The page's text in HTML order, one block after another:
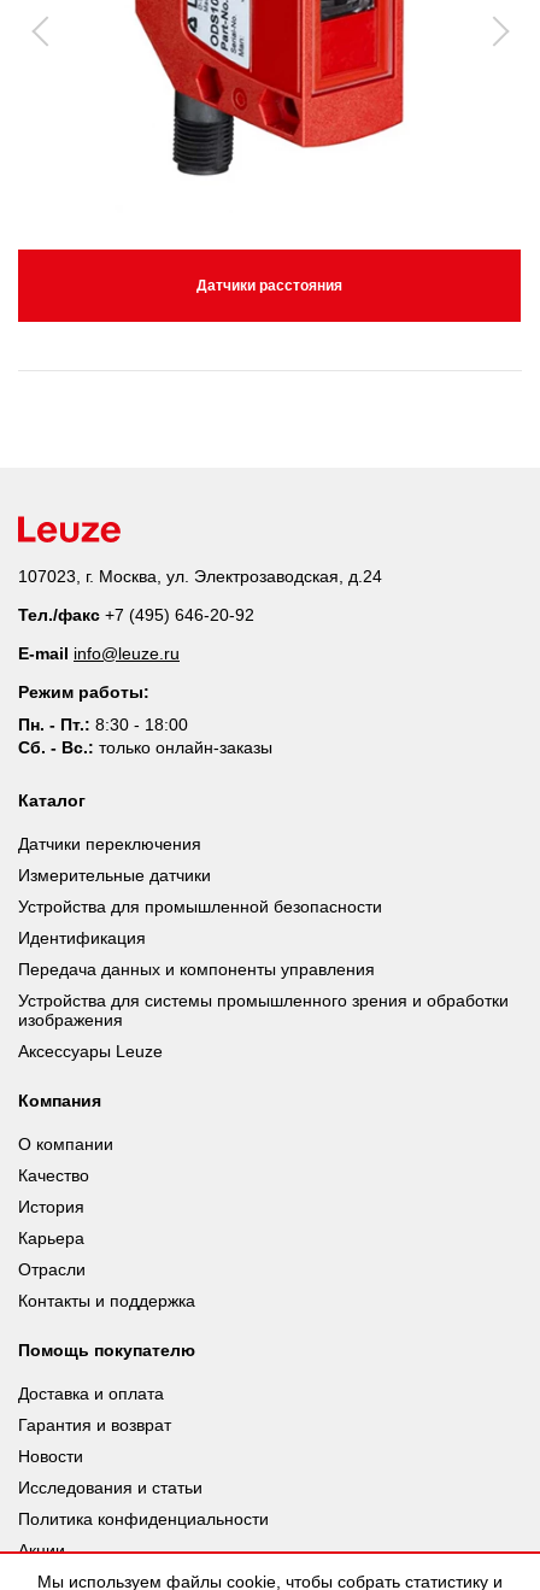
Датчики расстояния
107023, г. Москва, ул. Электрозаводская, д.24
Тел./факс +7 (495) 646-20-92
E-mail info@leuze.ru
Режим работы:
Пн. - Пт.: 8:30 - 18:00
Сб. - Вс.: только онлайн-заказы
Каталог
Датчики переключения
Измерительные датчики
Устройства для промышленной безопасности
Идентификация
Передача данных и компоненты управления
Устройства для системы промышленного зрения и обработки
изображения
Аксессуары Leuze
Компания
О компании
Качество
История
Карьера
Отрасли
Контакты и поддержка
Помощь покупателю
Доставка и оплата
Гарантия и возврат
Новости
Исследования и статьи
Политика конфиденциальности
Акции
Мы используем файлы cookie, чтобы собрать статистику и